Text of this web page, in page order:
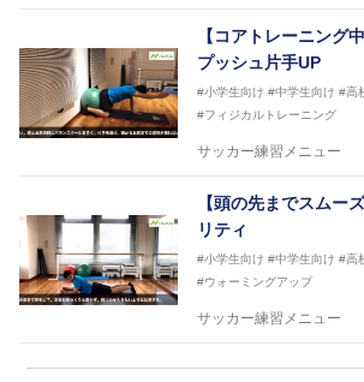
【コアトレーニング
プッシュ片手UP
#小学生向け #中学生向け #高
#フィジカルトレーニング
サッカー練習メニュー
【頭の先までスムー
リティ
#小学生向け #中学生向け #高
#ウォーミングアップ
サッカー練習メニュー